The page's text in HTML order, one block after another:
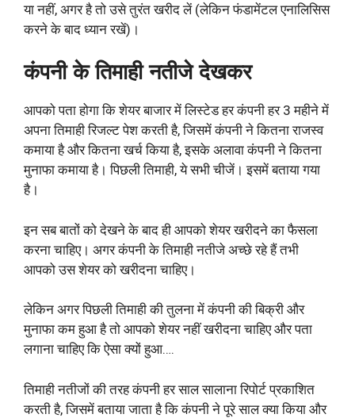
या नहीं, अगर है तो उसे तुरंत खरीद लें (लेकिन फंडामेंटल एनालिसिस
करने के बाद ध्यान रखें)।
कंपनी के तिमाही नतीजे देखकर
आपको पता होगा कि शेयर बाजार में लिस्टेड हर कंपनी हर 3 महीने में
अपना तिमाही रिजल्ट पेश करती है, जिसमें कंपनी ने कितना राजस्व
कमाया है और कितना खर्च किया है, इसके अलावा कंपनी ने कितना
मुनाफा कमाया है। पिछली तिमाही, ये सभी चीजें। इसमें बताया गया
है।
इन सब बातों को देखने के बाद ही आपको शेयर खरीदने का फैसला
करना चाहिए। अगर कंपनी के तिमाही नतीजे अच्छे रहे हैं तभी
आपको उस शेयर को खरीदना चाहिए।
लेकिन अगर पिछली तिमाही की तुलना में कंपनी की बिक्री और
मुनाफा कम हुआ है तो आपको शेयर नहीं खरीदना चाहिए और पता
लगाना चाहिए कि ऐसा क्यों हुआ….
तिमाही नतीजों की तरह कंपनी हर साल सालाना रिपोर्ट प्रकाशित
करती है, जिसमें बताया जाता है कि कंपनी ने पूरे साल क्या किया और